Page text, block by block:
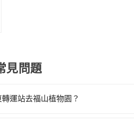
見問題
運站去福山植物園？